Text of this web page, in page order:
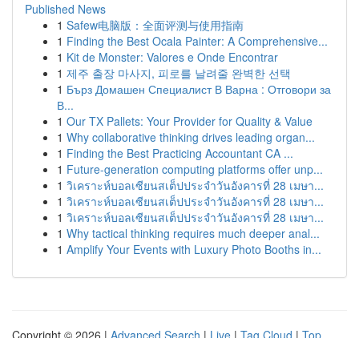
Published News
1 Safew电脑版：全面评测与使用指南
1 Finding the Best Ocala Painter: A Comprehensive...
1 Kit de Monster: Valores e Onde Encontrar
1 제주 출장 마사지, 피로를 날려줄 완벽한 선택
1 Бърз Домашен Специалист В Варна : Отговори за
В...
1 Our TX Pallets: Your Provider for Quality & Value
1 Why collaborative thinking drives leading organ...
1 Finding the Best Practicing Accountant CA ...
1 Future-generation computing platforms offer unp...
1 วิเคราะห์บอลเซียนสเต็ปประจำวันอังคารที่ 28 เมษา...
1 วิเคราะห์บอลเซียนสเต็ปประจำวันอังคารที่ 28 เมษา...
1 วิเคราะห์บอลเซียนสเต็ปประจำวันอังคารที่ 28 เมษา...
1 Why tactical thinking requires much deeper anal...
1 Amplify Your Events with Luxury Photo Booths in...
Copyright © 2026 | Advanced Search | Live | Tag Cloud | Top